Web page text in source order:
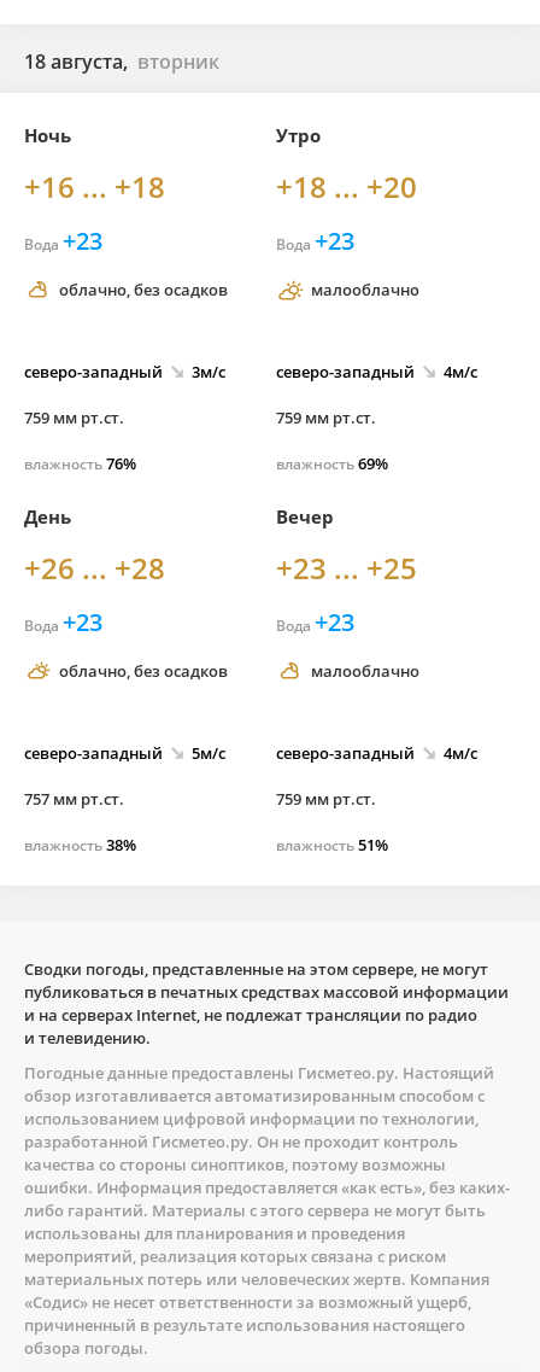
18 августа, вторник
Ночь
+16 ... +18
Вода +23
облачно, без осадков
северо-западный 3м/с
759 мм рт.ст.
влажность76%
Утро
+18 ... +20
Вода +23
малооблачно
северо-западный 4м/с
759 мм рт.ст.
влажность69%
День
+26 ... +28
Вода +23
облачно, без осадков
северо-западный 5м/с
757 мм рт.ст.
влажность38%
Вечер
+23 ... +25
Вода +23
малооблачно
северо-западный 4м/с
759 мм рт.ст.
влажность51%
Сводки погоды, представленные на этом сервере, не могут
публиковаться в печатных средствах массовой информации
и на серверах Internet, не подлежат трансляции по радио
и телевидению.
Погодные данные предоставлены Гисметео.ру. Настоящий
обзор изготавливается автоматизированным способом с
использованием цифровой информации по технологии,
разработанной Гисметео.ру. Он не проходит контроль
качества со стороны синоптиков, поэтому возможны
ошибки. Информация предоставляется «как есть», без каких-
либо гарантий. Материалы с этого сервера не могут быть
использованы для планирования и проведения
мероприятий, реализация которых связана с риском
материальных потерь или человеческих жертв. Компания
«Содис» не несет ответственности за возможный ущерб,
причиненный в результате использования настоящего
обзора погоды.